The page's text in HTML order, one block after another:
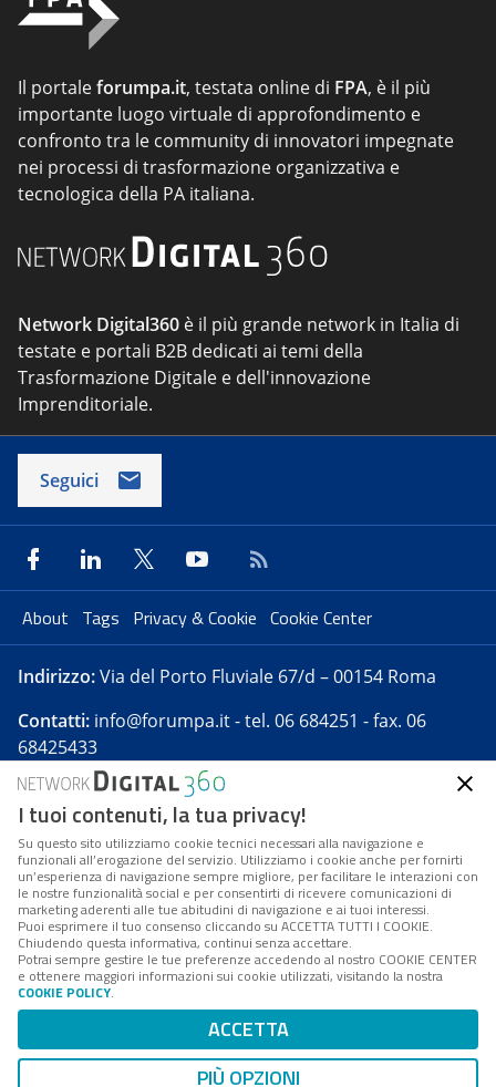
Il portaleforumpa.it, testata online di FPA, è il più
importante luogo virtuale di approfondimento e
confronto tra le community di innovatori impegnate
nei processi di trasformazione organizzativa e
tecnologica della PA italiana.
Network Digital360 è il più grande network in Italia di
testate e portali B2B dedicati ai temi della
Trasformazione Digitale e dell'innovazione
Imprenditoriale.
Seguici
About Tags Privacy & Cookie Cookie Center
Indirizzo:Via del Porto Fluviale 67/d – 00154 Roma
Contatti: info@forumpa.it- tel. 06 684251 - fax. 06
68425433
Forumpa.itè una pubblicazione telematica iscritta
presso Registro della stampa del Tribunale di Roma -
Reg. n. 182 del 2 maggio 2008 - Direttore resp. Michela
Stentella
FPA s.r.l. è società soggetta a Direzione e
Coordinamento da parte di Digital360 S.p.A. - FPA s.r.l.
è un'azienda certificata per il sistema di management
Codice Fiscale/Partita IVA n. 10693191008 - R.E.A. Roma
n. 1249791. ISP AWS
Mappa del sito
I tuoi contenuti, la tua privacy!
Su questo sito utilizziamo cookie tecnici necessari alla navigazione e
funzionali all’erogazione del servizio. Utilizziamo i cookie anche per fornirti
un’esperienza di navigazione sempre migliore, per facilitare le interazioni con
le nostre funzionalità social e per consentirti di ricevere comunicazioni di
marketing aderenti alle tue abitudini di navigazione e ai tuoi interessi.
Puoi esprimere il tuo consenso cliccando su ACCETTA TUTTI I COOKIE.
Chiudendo questa informativa, continui senza accettare.
Potrai sempre gestire le tue preferenze accedendo al nostro COOKIE CENTER
e ottenere maggiori informazioni sui cookie utilizzati, visitando la nostra
COOKIE POLICY.
ACCETTA
PIÙ OPZIONI